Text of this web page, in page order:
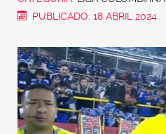
PUBLICADO: 18 ABRIL 2024